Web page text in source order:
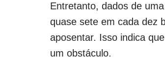
Entretanto, dados de
quase sete em cada dez
aposentar. Isso indica
um obstáculo.